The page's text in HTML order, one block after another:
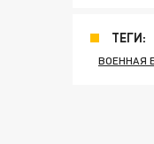
ТЕГИ:
ВОЕННАЯ